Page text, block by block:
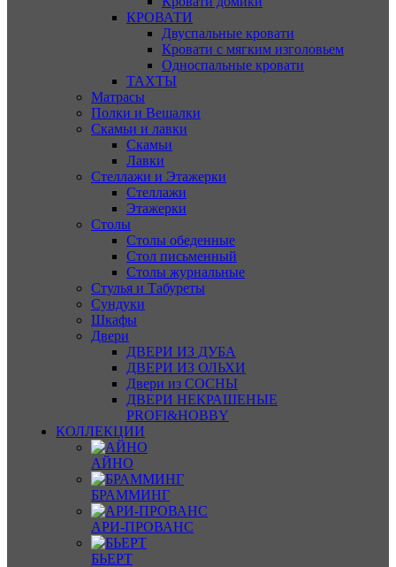
КРОВАТИ
Двуспальные кровати
Кровати с мягким изголовьем
Односпальные кровати
ТАХТЫ
Матрасы
Полки и Вешалки
Скамьи и лавки
Скамьи
Лавки
Стеллажи и Этажерки
Стеллажи
Этажерки
Столы
Столы обеденные
Стол письменный
Столы журнальные
Стулья и Табуреты
Сундуки
Шкафы
Двери
ДВЕРИ ИЗ ДУБА
ДВЕРИ ИЗ ОЛЬХИ
Двери из СОСНЫ
ДВЕРИ НЕКРАШЕНЫЕ
PROFI&HOBBY
КОЛЛЕКЦИИ
АЙНО
БРАММИНГ
АРИ-ПРОВАНС
БЬЕРТ